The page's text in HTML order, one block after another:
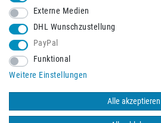
© 2026 Burbach+Goetz Deutsche
vorbehalten. Alle Preise verstehen sich
Externe Medien
DHL Wunschzustellung
PayPal
Funktional
Weitere Einstellungen
Alle akzeptieren